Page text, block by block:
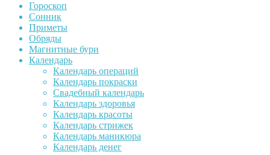
Гороскоп
Сонник
Приметы
Обряды
Магнитные бури
Календарь
Календарь операций
Календарь покраски
Свадебный календарь
Календарь здоровья
Календарь красоты
Календарь стрижек
Календарь маникюра
Календарь денег